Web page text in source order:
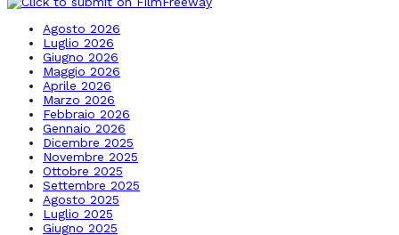
Agosto 2026
Luglio 2026
Giugno 2026
Maggio 2026
Aprile 2026
Marzo 2026
Febbraio 2026
Gennaio 2026
Dicembre 2025
Novembre 2025
Ottobre 2025
Settembre 2025
Agosto 2025
Luglio 2025
Giugno 2025